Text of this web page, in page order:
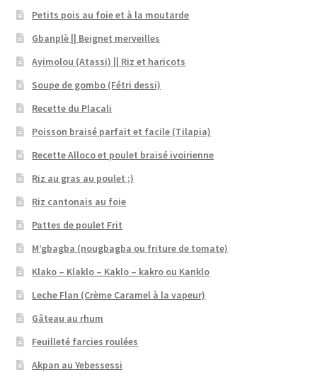
Petits pois au foie et à la moutarde
Gbanplè || Beignet merveilles
Ayimolou (Atassi) || Riz et haricots
Soupe de gombo (Fétri dessi)
Recette du Placali
Poisson braisé parfait et facile (Tilapia)
Recette Alloco et poulet braisé ivoirienne
Riz au gras au poulet ;)
Riz cantonais au foie
Pattes de poulet Frit
M’gbagba (nougbagba ou friture de tomate)
Klako – Klaklo – Kaklo – kakro ou Kanklo
Leche Flan (Crème Caramel à la vapeur)
Gâteau au rhum
Feuilleté farcies roulées
Akpan au Yebessessi